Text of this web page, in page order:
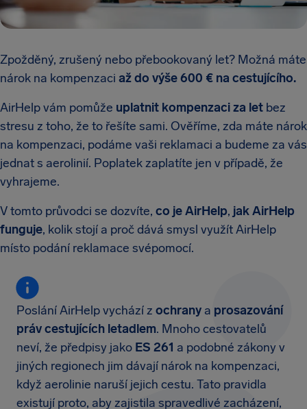
Zpožděný, zrušený nebo přebookovaný let? Možná máte
nárok na kompenzaci až do výše 600 € na cestujícího.
AirHelp vám pomůže uplatnit kompenzaci za let bez
stresu z toho, že to řešíte sami. Ověříme, zda máte nárok
na kompenzaci, podáme vaši reklamaci a budeme za vás
jednat s aerolinií. Poplatek zaplatíte jen v případě, že
vyhrajeme.
V tomto průvodci se dozvíte, co je AirHelp, jak AirHelp
funguje, kolik stojí a proč dává smysl využít AirHelp
místo podání reklamace svépomocí.
Poslání AirHelp vychází z ochrany a prosazování
práv cestujících letadlem. Mnoho cestovatelů
neví, že předpisy jako ES 261 a podobné zákony v
jiných regionech jim dávají nárok na kompenzaci,
když aerolinie naruší jejich cestu. Tato pravidla
existují proto, aby zajistila spravedlivé zacházení,